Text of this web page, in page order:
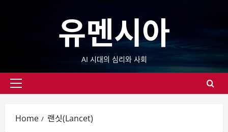
유멘시아
AI 시대의 심리와 사회
Primary
Home 랜싯(Lancet)